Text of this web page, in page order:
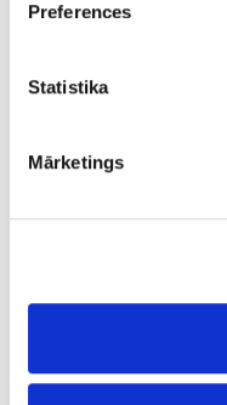
Preferences
Statistika
Mārketings
Print